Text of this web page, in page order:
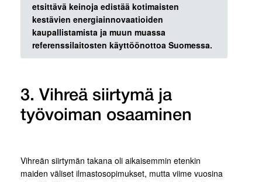
etsittävä keinoja edistää kotimaisten
kestävien energiainnovaatioiden
kaupallistamista ja muun muassa
referenssilaitosten käyttöönottoa Suomessa.
3. Vihreä siirtymä ja
työvoiman osaaminen
Vihreän siirtymän takana oli aikaisemmin etenkin
maiden väliset ilmastosopimukset, mutta viime vuosina